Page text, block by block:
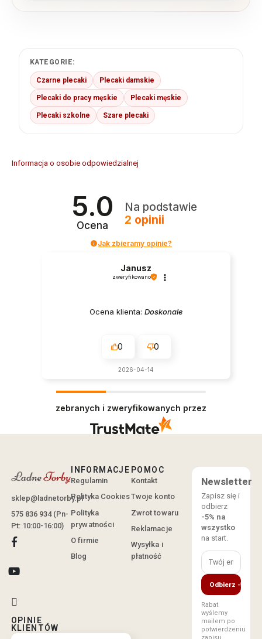
KATEGORIE:
Czarne plecaki Plecaki damskie
Plecaki do pracy męskie Plecaki męskie
Plecaki szkolne Szare plecaki
Informacja o osobie odpowiedzialnej
5.0
Ocena
Na podstawie
2 opinii
Jak zbieramy opinie?
Janusz
zweryfikowano
Ocena klienta: Doskonale
0 0
2026-04-14
zebranych i zweryfikowanych przez
sklep@ladnetorby.pl
575 836 934 (Pn-
Pt: 10:00-16:00)
OPINIE
KLIENTÓW
INFORMACJE
Regulamin
Polityka Cookies
Polityka
prywatności
O firmie
Blog
POMOC
Kontakt
Twoje konto
Zwrot towaru
Reklamacje
Wysyłka i
płatność
Newsletter
Zapisz się i
odbierz
-5% na
wszystko
na start.
Odbierz -5%
Rabat
wyślemy
mailem po
potwierdzeniu
zapisu